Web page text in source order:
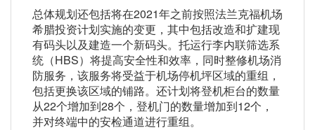
总体规划还包括将在2021年之前按照法兰克福机场
希腊投资计划实施的变更，其中包括改造和扩建现
有码头以及建造一个新码头。托运行李内联筛选系
统（HBS）将提高安全性和效率，同时整修机场消
防服务，该服务将受益于机场停机坪区域的重组，
包括更换该区域的铺路。还计划将登机柜台的数量
从22个增加到28个，登机门的数量增加到12个，
并对终端中的安检通道进行重组。